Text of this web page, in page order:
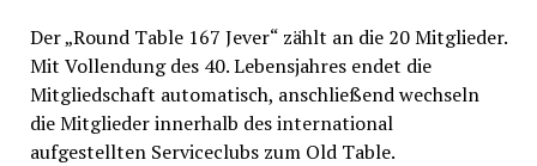
Der „Round Table 167 Jever“ zählt an die 20 Mitglieder.
Mit Vollendung des 40. Lebensjahres endet die
Mitgliedschaft automatisch, anschließend wechseln
die Mitglieder innerhalb des international
aufgestellten Serviceclubs zum Old Table.